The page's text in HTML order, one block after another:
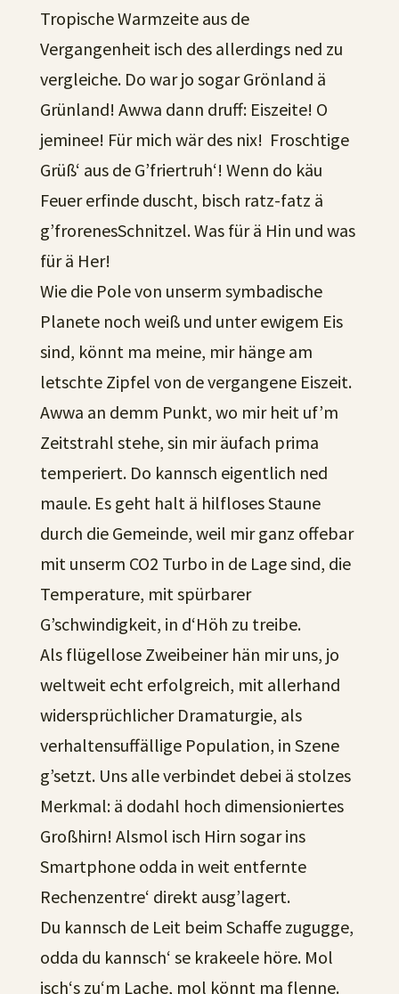
Tropische Warmzeite aus de
Vergangenheit isch des allerdings ned zu
vergleiche. Do war jo sogar Grönland ä
Grünland! Awwa dann druff: Eiszeite! O
jeminee! Für mich wär des nix! Froschtige
Grüß‘ aus de G’friertruh‘! Wenn do käu
Feuer erfinde duscht, bisch ratz-fatz ä
g’frorenesSchnitzel. Was für ä Hin und was
für ä Her!
Wie die Pole von unserm symbadische
Planete noch weiß und unter ewigem Eis
sind, könnt ma meine, mir hänge am
letschte Zipfel von de vergangene Eiszeit.
Awwa an demm Punkt, wo mir heit uf’m
Zeitstrahl stehe, sin mir äufach prima
temperiert. Do kannsch eigentlich ned
maule. Es geht halt ä hilfloses Staune
durch die Gemeinde, weil mir ganz offebar
mit unserm CO2 Turbo in de Lage sind, die
Temperature, mit spürbarer
G’schwindigkeit, in d‘Höh zu treibe.
Als flügellose Zweibeiner hän mir uns, jo
weltweit echt erfolgreich, mit allerhand
widersprüchlicher Dramaturgie, als
verhaltensuffällige Population, in Szene
g’setzt. Uns alle verbindet debei ä stolzes
Merkmal: ä dodahl hoch dimensioniertes
Großhirn! Alsmol isch Hirn sogar ins
Smartphone odda in weit entfernte
Rechenzentre‘ direkt ausg’lagert.
Du kannsch de Leit beim Schaffe zugugge,
odda du kannsch‘ se krakeele höre. Mol
isch‘s zu‘m Lache, mol könnt ma flenne.